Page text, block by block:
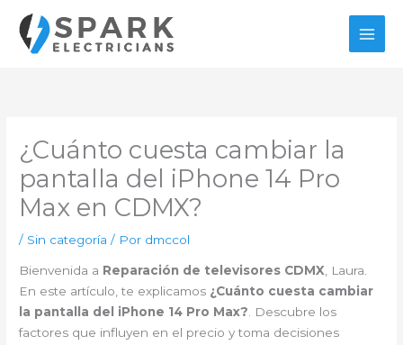
contenido
¿Cuánto cuesta cambiar la
pantalla del iPhone 14 Pro
Max en CDMX?
/ Sin categoría / Por dmccol
Bienvenida a Reparación de televisores CDMX, Laura.
En este artículo, te explicamos ¿Cuánto cuesta cambiar
la pantalla del iPhone 14 Pro Max?. Descubre los
factores que influyen en el precio y toma decisiones